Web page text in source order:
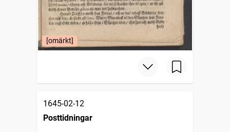
[omärkt]
1645-02-12
Posttidningar